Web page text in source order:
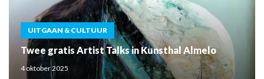
UITGAAN & CULTUUR
Twee gratis Artist Talks in Kunsthal Almelo
4 oktober 2025